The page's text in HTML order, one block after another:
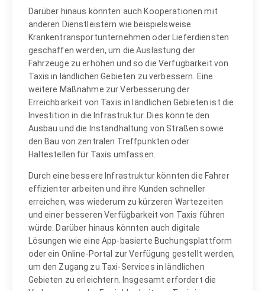
Darüber hinaus könnten auch Kooperationen mit
anderen Dienstleistern wie beispielsweise
Krankentransportunternehmen oder Lieferdiensten
geschaffen werden, um die Auslastung der
Fahrzeuge zu erhöhen und so die Verfügbarkeit von
Taxis in ländlichen Gebieten zu verbessern. Eine
weitere Maßnahme zur Verbesserung der
Erreichbarkeit von Taxis in ländlichen Gebieten ist die
Investition in die Infrastruktur. Dies könnte den
Ausbau und die Instandhaltung von Straßen sowie
den Bau von zentralen Treffpunkten oder
Haltestellen für Taxis umfassen.
Durch eine bessere Infrastruktur könnten die Fahrer
effizienter arbeiten und ihre Kunden schneller
erreichen, was wiederum zu kürzeren Wartezeiten
und einer besseren Verfügbarkeit von Taxis führen
würde. Darüber hinaus könnten auch digitale
Lösungen wie eine App-basierte Buchungsplattform
oder ein Online-Portal zur Verfügung gestellt werden,
um den Zugang zu Taxi-Services in ländlichen
Gebieten zu erleichtern. Insgesamt erfordert die